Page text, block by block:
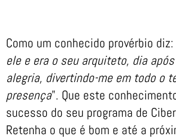
Como um conhecido provérbio diz:
ele e era o seu arquiteto, dia
alegria, divertindo-me em todo o
presença”. Que este
sucesso do seu programa de
Retenha o que é bom e até a